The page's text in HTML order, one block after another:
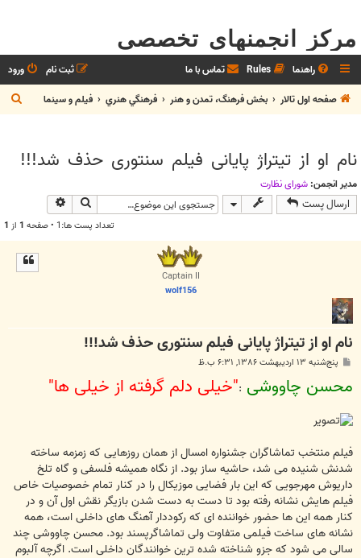
مرکز انجمنهای تخصصی
راهنما Rules تماس با ما ورود
ثبت نام
صفحه اول تالار
بخش فرهنگ، تمدن و هنر فرهنگي هنري فيلم و سينما
س
نام او از تیتراژ پایانی فیلم سنتوری حذف شد!!!
مدیر انجمن: شوراي نظارت
ارسال پست جستجو
تعداد پست ها:1 • صفحه 1 از 1
Captain II
wolf156
نام او از تیتراژ پایانی فیلم سنتوری حذف شد!!!
س
ت
پنج‌شنبه ۱۳ اردیبهشت ۱۳۸۶, ۶:۳۱ ب.ظ
محسن چاووشی :"خیلی دلم گرفته از خیلی ها"
فیلم منتخب تماشاگران جشنواره امسال از همان روزهایی که زمزمه ساخته
شدنش شنیده می شد، حاشیه ساز بود. از نگاه همیشه فلسفی و گاه تلخ
داریوش مهرجویی که این بار فضایی موزیکال را در کنار تمام خصوصیات خاص
فیلم هایش نشانه رفته بود تا دست به دست شدن بازیگر نقش اول آن و در
کنار همه این ها حضور خواننده ای که رکوددار آهنگ های داخلی است، همه
نشانه های ساخت فیلمی متفاوت ولی تماشاگرپسند بود. محسن چاووشی چند
سالی می شود که جزو شناخته شده ترین خوانندگان داخلی است. اگرچه آلبوم